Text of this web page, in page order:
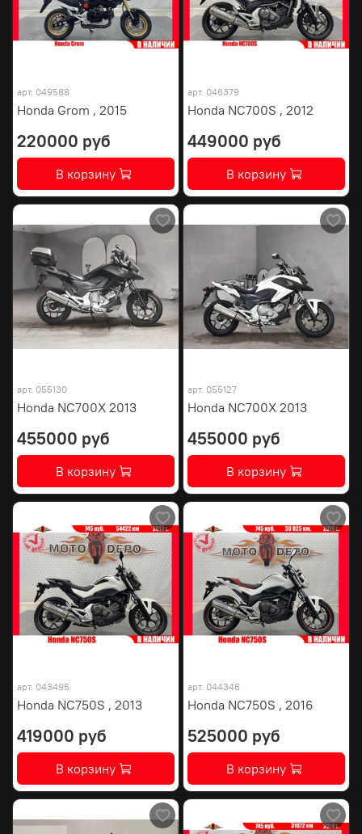
арт. 049588
Honda Grom , 2015
220000 руб
В корзину
арт. 046379
Honda NC700S , 2012
449000 руб
В корзину
арт. 055130
Honda NC700X 2013
455000 руб
В корзину
арт. 055127
Honda NC700X 2013
455000 руб
В корзину
арт. 043495
Honda NC750S , 2013
419000 руб
В корзину
арт. 044346
Honda NC750S , 2016
525000 руб
В корзину